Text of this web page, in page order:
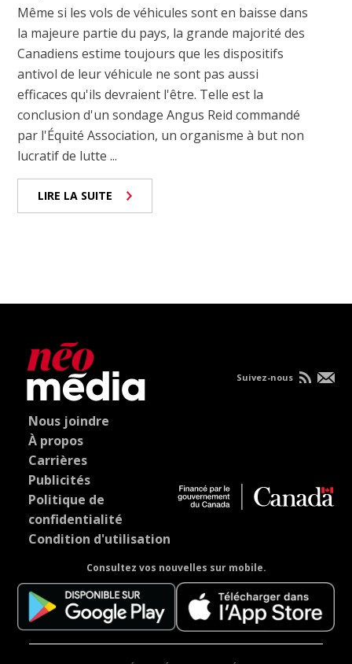
Même si les vols de véhicules sont en baisse dans
la majeure partie du pays, la grande majorité des
Canadiens estime toujours que les dispositifs
antivol de leur véhicule ne sont pas aussi
efficaces qu'ils devraient l'être. Telle est la
conclusion d'un sondage Angus Reid commandé
par l'Équité Association, un organisme à but non
lucratif de lutte ...
LIRE LA SUITE
Nous joindre
À propos
Carrières
Publicités
Politique de
confidentialité
Condition d'utilisation
Consultez vos nouvelles sur mobile.
Suivez-nous